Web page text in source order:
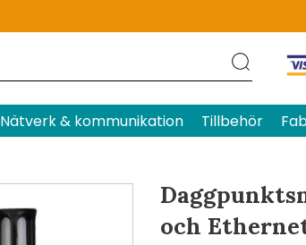
Nätverk & kommunikation Tillbehör
och